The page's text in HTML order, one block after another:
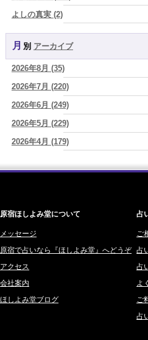
「言うことを聞かない子」に、どう
もの特性 (美月マーシャ)
2026/08/05
紫微斗数で親子問題の原因がわかり腑
Luru)
2026/08/05
YouTube恋愛3択リーディング動画ば
才能ではなくて習慣～毎日の言葉・毎
よしの真実 (2)
YOSHIKI (58)
よみ (39)
一之森 陽柑 (26)
椰奈空 (64)
ワカリミ (1)
神楽峰ヴィスカ (10)
赤羽うさぎ (341)
橘メルロ (7)
鈴喜みわこ (8)
鯖ノ実 ソニン (19)
愛音ソナタ (16)
紫村 明世 (34)
月別 アーカイブ
2026年8月 (35)
2026年7月 (220)
2026年6月 (249)
2026年5月 (229)
2026年4月 (179)
2025年12月 (201)
2025年11月 (252)
2025年10月 (242)
2025年9月 (196)
2025年8月 (182)
原宿ほしよみ堂について
メッセージ
原宿で占いなら『ほしよみ堂』へどうぞ
アクセス
会社案内
ほしよみ堂ブログ
占
ご
占
占
よ
ご
占